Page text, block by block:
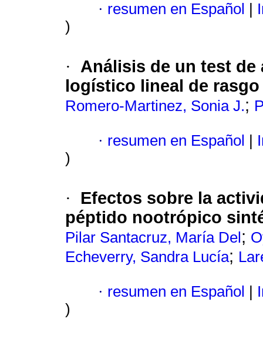
· resumen en Español
)
·
Análisis de un test
logístico lineal de
Romero-Martinez, Sonia J.;
· resumen en Español
)
·
Efectos sobre la
péptido nootrópico
Pilar Santacruz, María Del ;
Echeverry, Sandra Lucía;
· resumen en Español
)